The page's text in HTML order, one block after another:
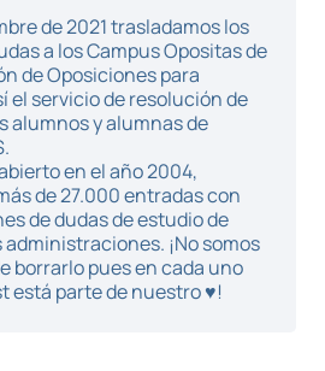
de 2021 trasladamos los
a los Campus Opositas de
de Oposiciones para
el servicio de resolución de
alumnos y alumnas de
en el año 2004,
de 27.000 entradas con
de dudas de estudio de
¡No somos
borrarlo pues en cada uno
está parte de nuestro ♥!